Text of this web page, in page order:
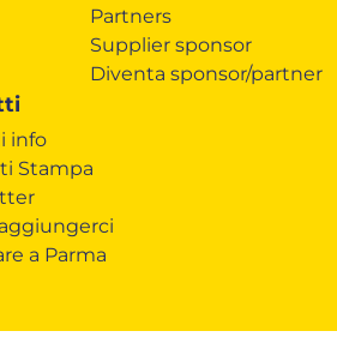
Partners
Supplier sponsor
Diventa sponsor/partner
info
Stampa
a Parma